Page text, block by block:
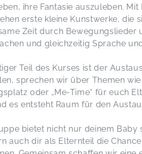
ihre Fantasie auszuleben.
erste kleine Kunstwerke, die
Zeit durch Bewegungslieder
und gleichzeitig Sprache
Teil des Kurses ist der
sprechen wir über Themen
oder „Me-Time“ für euch
es entsteht Raum für den
bietet nicht nur deinem Baby
auch dir als Elternteil die